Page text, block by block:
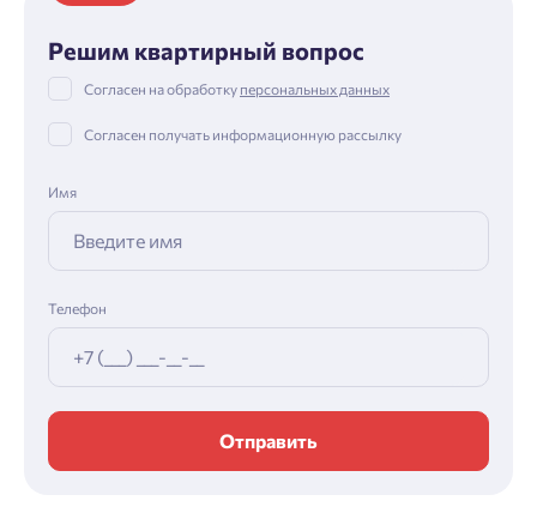
Решим квартирный вопрос
Согласен на обработку персональных данных
Согласен получать информационную рассылку
Имя
Телефон
Отправить